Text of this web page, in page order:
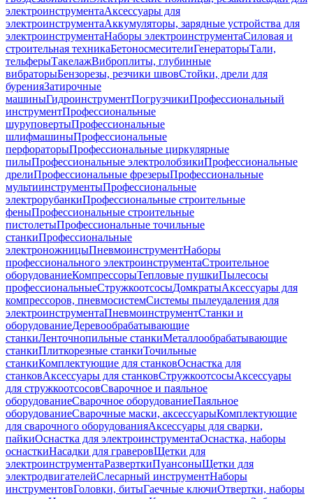
электроинструментаАксессуары для
электроинструментаАккумуляторы, зарядные устройства для
электроинструментаНаборы электроинструментаСиловая и
строительная техникаБетоносмесителиГенераторыТали,
тельферыТакелажВиброплиты, глубинные
вибраторыБензорезы, резчики швовСтойки, дрели для
буренияЗатирочные
машиныГидроинструментПогрузчикиПрофессиональный
инструментПрофессиональные
шуруповертыПрофессиональные
шлифмашиныПрофессиональные
перфораторыПрофессиональные циркулярные
пилыПрофессиональные электролобзикиПрофессиональные
дрелиПрофессиональные фрезерыПрофессиональные
мультиинструментыПрофессиональные
электрорубанкиПрофессиональные строительные
феныПрофессиональные строительные
пистолетыПрофессиональные точильные
станкиПрофессиональные
электроножницыПневмоинструментНаборы
профессионального электроинструментаСтроительное
оборудованиеКомпрессорыТепловые пушкиПылесосы
профессиональныеСтружкоотсосыДомкратыАксессуары для
компрессоров, пневмосистемСистемы пылеудаления для
электроинструментаПневмоинструментСтанки и
оборудованиеДеревообрабатывающие
станкиЛенточнопильные станкиМеталлообрабатывающие
станкиПлиткорезные станкиТочильные
станкиКомплектующие для станковОснастка для
станковАксессуары для станковСтружкоотсосыАксессуары
для стружкоотсосовСварочное и паяльное
оборудованиеСварочное оборудованиеПаяльное
оборудованиеСварочные маски, аксессуарыКомплектующие
для сварочного оборудованияАксессуары для сварки,
пайкиОснастка для электроинструментаОснастка, наборы
оснасткиНасадки для граверовЩетки для
электроинструментаРазверткиПуансоныЩетки для
электродвигателейСлесарный инструментНаборы
инструментовГоловки, битыГаечные ключиОтвертки, наборы